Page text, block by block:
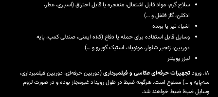
سلاح گرم، مواد قابل اشتعال، منفجره یا قابل احتراق (اسپری، عطر،
ادکلن، گاز فلفل و …)
اشیاء تیز یا برنده
وسایل قابل استفاده برای حمله یا دفاع (کلاه ایمنی، صندلی کمپ، پایه
دوربین، زنجیر شلوار، مونوپاد، استیک گوپرو و …)
لیزر پوینتر
۱۸. ورود
تجهیزات حرفه‌ای عکاسی و فیلمبرداری(دوربین حرفه‌ای، دوربین فیلمبرداری،
سه‌پایه و …) ممنوع است. هرگونه ضبط در طول رویداد غیرمجاز بوده و در صورت لزوم
وسایل ضبط ضبط خواهند شد.